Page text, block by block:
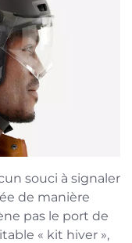
souci à signaler
de manière
pas le port de
« kit hiver »,